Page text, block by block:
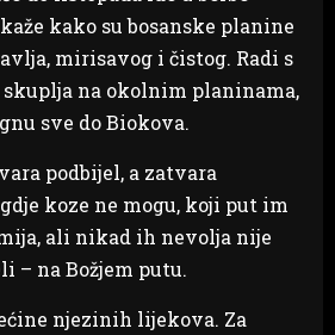
kako su bosanske planine
mirisavog i čistog. Radi s
skuplja na okolnim planinama,
sve do Biokova.
podbijel, a zatvara
koze ne mogu, koji put im
ali nikad ih nevolja nije
– na Božjem putu.
njezinih lijekova. Za